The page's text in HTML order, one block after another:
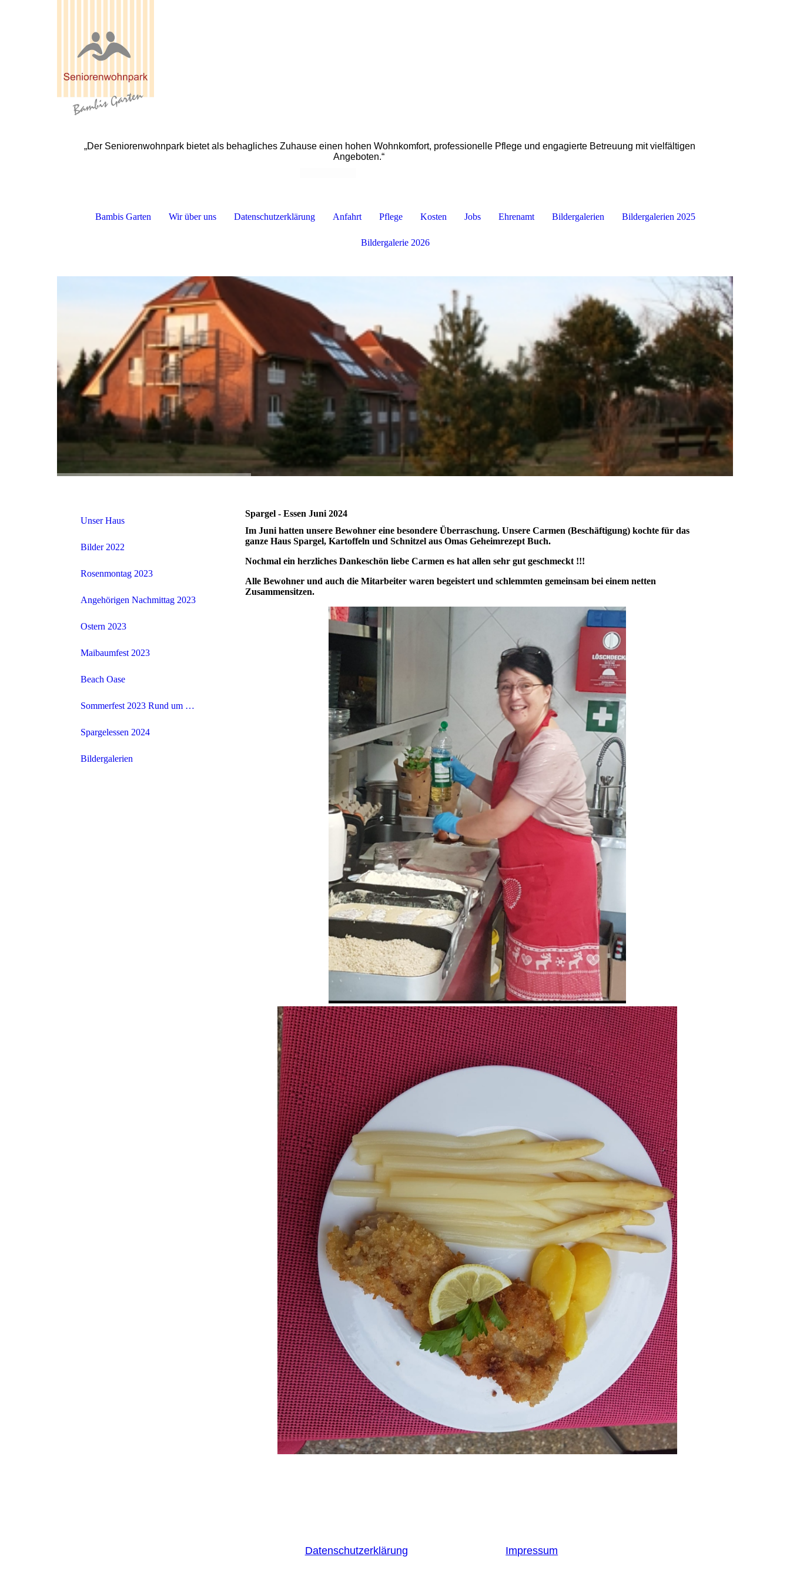
„Der Seniorenwohnpark bietet als behagliches Zuhause einen hohen Wohnkomfort, professionelle Pflege und engagierte Betreuung mit vielfältigen
Angeboten.“
Bambis Garten Wir über uns Datenschutzerklärung Anfahrt Pflege Kosten Jobs Ehrenamt Bildergalerien Bildergalerien 2025
Bildergalerie 2026
Unser Haus
Bilder 2022
Rosenmontag 2023
Angehörigen Nachmittag 2023
Ostern 2023
Maibaumfest 2023
Beach Oase
Sommerfest 2023 Rund um die Erdbeere
Spargelessen 2024
Bildergalerien
Spargel - Essen Juni 2024
Im Juni hatten unsere Bewohner eine besondere Überraschung. Unsere Carmen (Beschäftigung) kochte für das
ganze Haus Spargel, Kartoffeln und Schnitzel aus Omas Geheimrezept Buch.
Nochmal ein herzliches Dankeschön liebe Carmen es hat allen sehr gut geschmeckt !!!
Alle Bewohner und auch die Mitarbeiter waren begeistert und schlemmten gemeinsam bei einem netten
Zusammensitzen.
Datenschutzerklärung Impressum